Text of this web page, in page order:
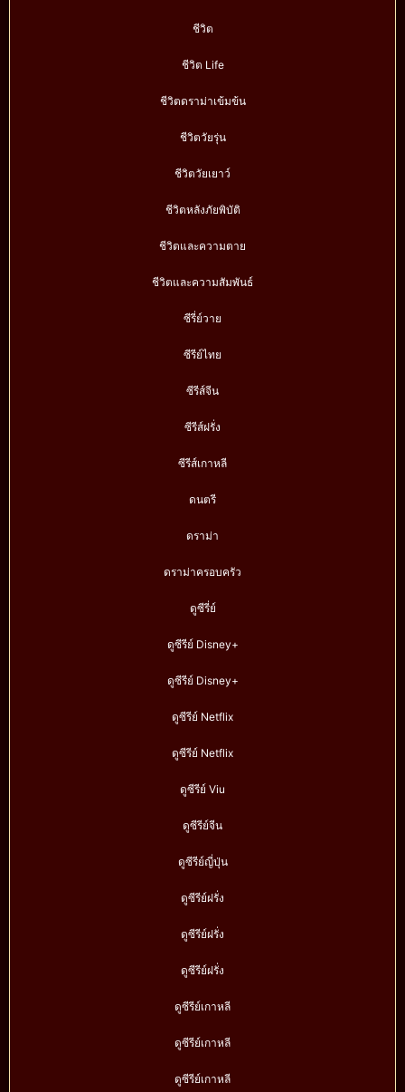
ชีวิต
ชีวิต Life
ชีวิตดราม่าเข้มข้น
ชีวิตวัยรุ่น
ชีวิตวัยเยาว์
ชีวิตหลังภัยพิบัติ
ชีวิตและความตาย
ชีวิตและความสัมพันธ์
ซีรี่ย์วาย
ซีรีย์ไทย
ซีรีส์จีน
ซีรีส์ฝรั่ง
ซีรีส์เกาหลี
ดนตรี
ดราม่า
ดราม่าครอบครัว
ดูซีรี่ย์
ดูซีรีย์ Disney+
ดูซีรีย์ Disney+
ดูซีรีย์ Netflix
ดูซีรีย์ Netflix
ดูซีรีย์ Viu
ดูซีรีย์จีน
ดูซีรีย์ญี่ปุ่น
ดูซีรีย์ฝรั่ง
ดูซีรีย์ฝรั่ง
ดูซีรีย์ฝรั่ง
ดูซีรีย์เกาหลี
ดูซีรีย์เกาหลี
ดูซีรีย์เกาหลี